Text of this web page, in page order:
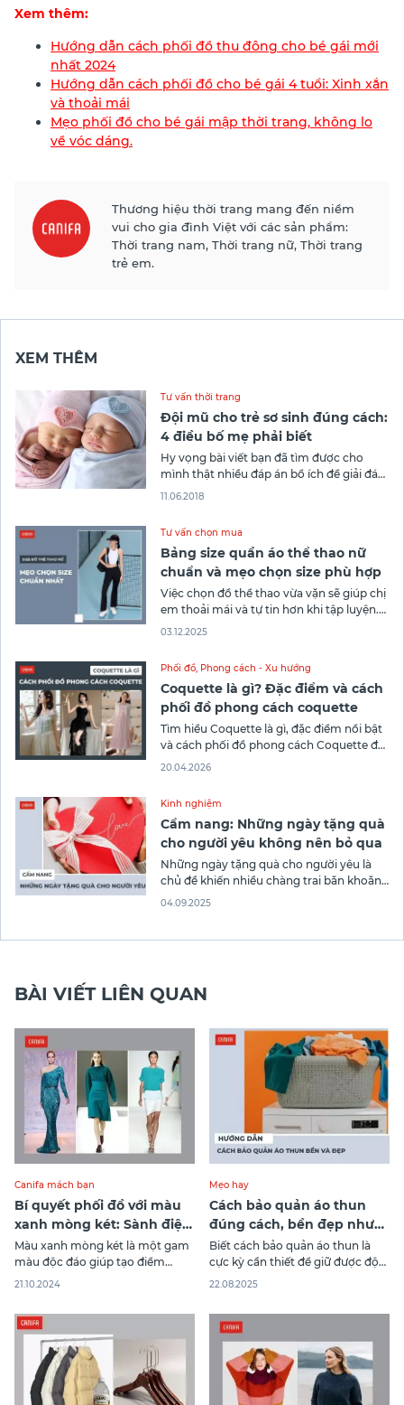
Xem thêm:
Hướng dẫn cách phối đồ thu đông cho bé gái mới
nhất 2024
Hướng dẫn cách phối đồ cho bé gái 4 tuổi: Xinh xắn
và thoải mái
Mẹo phối đồ cho bé gái mập thời trang, không lo
về vóc dáng.
Thương hiệu thời trang mang đến niềm
vui cho gia đình Việt với các sản phẩm:
Thời trang nam, Thời trang nữ, Thời trang
trẻ em.
XEM THÊM
Tư vấn thời trang
Đội mũ cho trẻ sơ sinh đúng cách:
4 điều bố mẹ phải biết
Hy vọng bài viết bạn đã tìm được cho
mình thật nhiều đáp án bổ ích để giải đáp
cho những câu hỏi xoay quanh việc đội
11.06.2018
Tư vấn chọn mua
Bảng size quần áo thể thao nữ
chuẩn và mẹo chọn size phù hợp
Việc chọn đồ thể thao vừa vặn sẽ giúp chị
em thoải mái và tự tin hơn khi tập luyện.
Song, trong thời đại mua sắm online quá
mua hàng. Trong bài viết
03.12.2025
Phối đồ, Phong cách - Xu hướng
Coquette là gì? Đặc điểm và cách
phối đồ phong cách coquette
Tìm hiểu Coquette là gì, đặc điểm nổi bật
và cách phối đồ phong cách Coquette để
tạo vẻ ngoài nữ tính, ngọt ngào và tinh tế.
20.04.2026
Kinh nghiệm
Cẩm nang: Những ngày tặng quà
cho người yêu không nên bỏ qua
Những ngày tặng quà cho người yêu là
chủ đề khiến nhiều chàng trai băn khoăn.
Việc lựa chọn thời điểm và món quà phù
04.09.2025
BÀI VIẾT LIÊN QUAN
Canifa mách bạn
Bí quyết phối đồ với màu
xanh mòng két: Sành điệu
và cuốn hút
Màu xanh mòng két là một gam
màu độc đáo giúp tạo điểm
nhấn cho bất kỳ phong cách thời
màu xanh lam và xanh lục mang
đến vẻ đẹp thanh lịch, hiện đại
nhưng cũng đầy cá tính. Trong
bài viết này, CANIFA
21.10.2024
Mẹo hay
Cách bảo quản áo thun
đúng cách, bền đẹp như
lúc mới mua
Biết cách bảo quản áo thun là
cực kỳ cần thiết để giữ được độ
bền đẹp như mới cho áo. Từ việc
lưu ý mà bạn cần thực hiện theo.
Trong bài viết sau, Thương hiệu
thời trang CANIFA sẽ hướng
22.08.2025